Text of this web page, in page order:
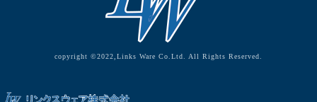
copyright ©2022,Links Ware Co.Ltd. All Rights Reserved.